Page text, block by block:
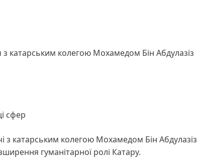
з катарським колегою Мохамедом Бін Абдулазіз
сфер
з катарським колегою Мохамедом Бін Абдулазіз
гуманітарної ролі Катару.